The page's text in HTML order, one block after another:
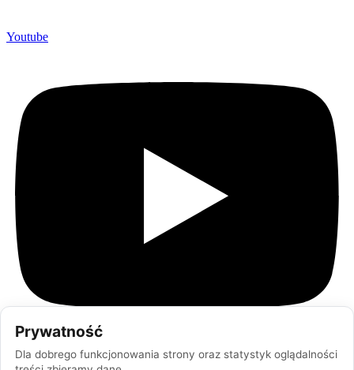
Youtube
Prywatność
Dla dobrego funkcjonowania strony oraz statystyk oglądalności